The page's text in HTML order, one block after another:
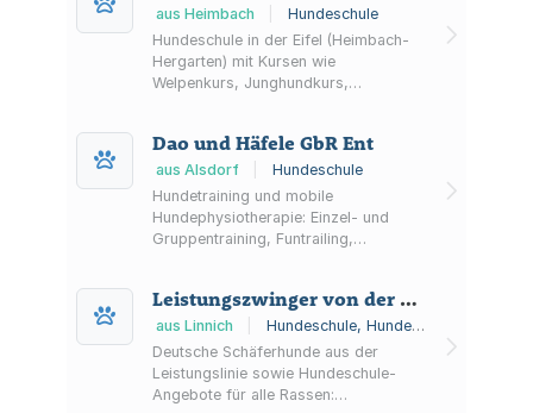
aus Heimbach
Hundeschule
Hundeschule in der Eifel (Heimbach-
Hergarten) mit Kursen wie
Welpenkurs, Junghundkurs,
Hund-Bindung und Leinenführung.
Dao und Häfele GbR Ent
aus Alsdorf
Hundeschule
Hundetraining und mobile
Hundephysiotherapie: Einzel- und
Gruppentraining, Funtrailing,
Leistungszwinger von der Kölner Bucht
aus Linnich
Hundeschule, Hundezüchter
Deutsche Schäferhunde aus der
Leistungslinie sowie Hundeschule-
Angebote für alle Rassen: